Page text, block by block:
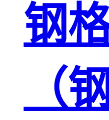
钢
（